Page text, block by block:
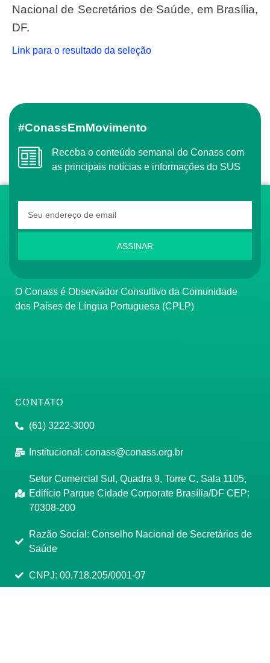
Nacional de Secretários de Saúde, em Brasília,
DF.
Link para o resultado da seleção
#ConassEmMovimento
Receba o conteúdo semanal do Conass com
as principais notícias e informações do SUS
ASSINAR
O Conass é Observador Consultivo da Comunidade
dos Países de Língua Portuguesa (CPLP)
CONTATO
(61) 3222-3000
Institucional: conass@conass.org.br
Setor Comercial Sul, Quadra 9, Torre C, Sala 1105,
Edifício Parque Cidade Corporate Brasília/DF CEP:
70308-200
Razão Social: Conselho Nacional de Secretários de
Saúde
CNPJ: 00.718.205/0001-07